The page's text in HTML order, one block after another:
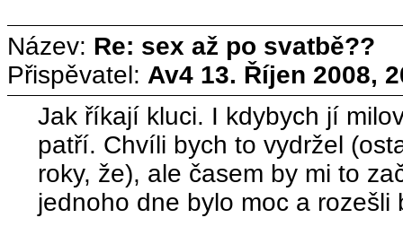
Název: Re: sex až po svatbě??
Přispěvatel: Av4 13. Říjen 2008,
Jak říkají kluci. I kdybych jí
patří. Chvíli bych to vydržel
roky, že), ale časem by mi to
jednoho dne bylo moc a rozešli